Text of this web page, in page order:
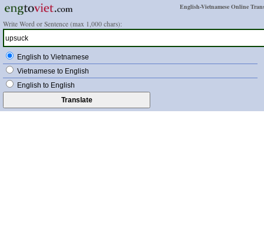
English-Vietnamese Online
Write Word or Sentence (max 1,000 chars):
English to Vietnamese
Vietnamese to English
English to English